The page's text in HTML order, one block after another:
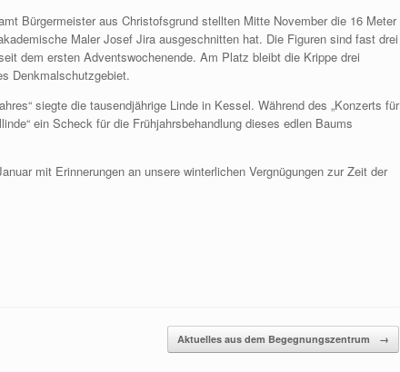
Bürgermeister aus Christofsgrund stellten Mitte November die 16 Meter
Maler Josef Jira ausgeschnitten hat. Die Figuren sind fast drei
dem ersten Adventswochenende. Am Platz bleibt die Krippe drei
Denkmalschutzgebiet.
siegte die tausendjährige Linde in Kessel. Während des „Konzerts für
ein Scheck für die Frühjahrsbehandlung dieses edlen Baums
mit Erinnerungen an unsere winterlichen Vergnügungen zur Zeit der
Aktuelles aus dem Begegnungszentrum →